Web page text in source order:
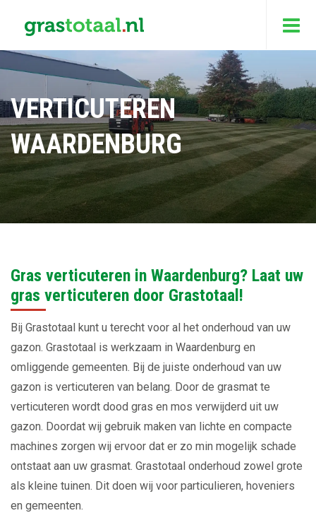
VERTICUTEREN
WAARDENBURG
Gras verticuteren in Waardenburg? Laat uw
gras verticuteren door Grastotaal!
Bij Grastotaal kunt u terecht voor al het onderhoud van uw
gazon. Grastotaal is werkzaam in Waardenburg en
omliggende gemeenten. Bij de juiste onderhoud van uw
gazon is verticuteren van belang. Door de grasmat te
verticuteren wordt dood gras en mos verwijderd uit uw
gazon. Doordat wij gebruik maken van lichte en compacte
machines zorgen wij ervoor dat er zo min mogelijk schade
ontstaat aan uw grasmat. Grastotaal onderhoud zowel grote
als kleine tuinen. Dit doen wij voor particulieren, hoveniers
en gemeenten.